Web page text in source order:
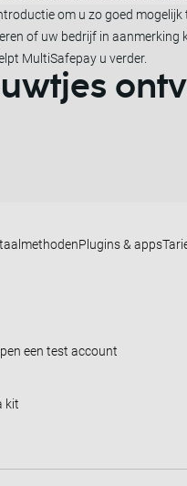
om u zo goed
of uw bedrijf in aanmerking
MultiSafepay u verder.
Plugins & apps
een test account
kit